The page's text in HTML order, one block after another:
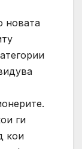
новата
ги
кои